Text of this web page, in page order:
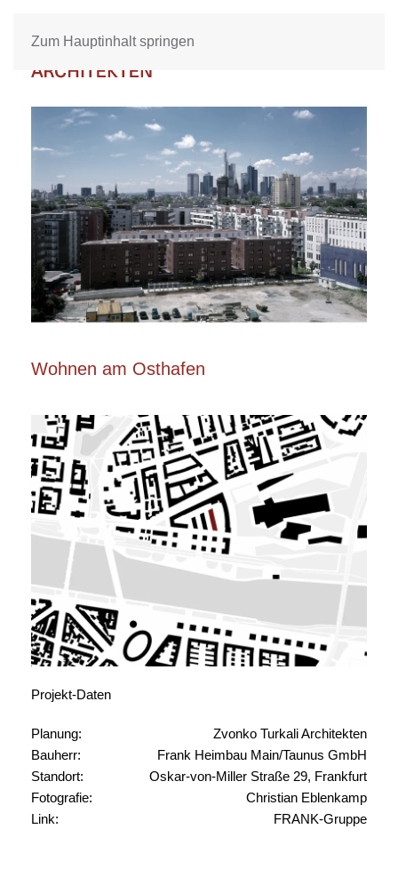
Zum Hauptinhalt springen
Wohnen am Osthafen
Projekt-Daten
Planung:
Zvonko Turkali Architekten
Bauherr:
Frank Heimbau Main/Taunus GmbH
Standort:
Oskar-von-Miller Straße 29, Frankfurt
Fotografie:
Christian Eblenkamp
Link:
FRANK-Gruppe